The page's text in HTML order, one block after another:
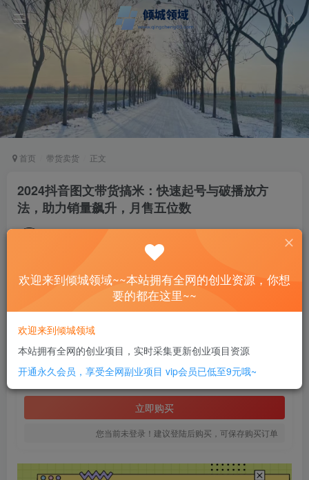
首页 带货卖货 正文
2024抖音图文带货搞米：快速起号与破播放方
法，助力销量飙升，月售五位数
私信
此内容为付费阅读，请付费后查看
￥ 2
SVIP全站会员免费
立即购买
您当前未登录！建议登陆后购买，可保存购买订单
付费阅读
欢迎来到倾城领域~~本站拥有全网的创业资源，你想
要的都在这里~~
欢迎来到倾城领域
本站拥有全网的创业项目，实时采集更新创业项目资源
开通永久会员，享受全网副业项目 vip会员已低至9元哦~